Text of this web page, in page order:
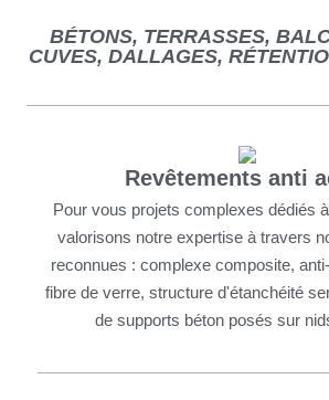
BÉTONS, TERRASSES,
CUVES, DALLAGES,
Revêtements anti
Pour vous projets complexes dédiés
valorisons notre expertise à travers
reconnues : complexe composite,
fibre de verre, structure d'étanchéité
de supports béton posés sur